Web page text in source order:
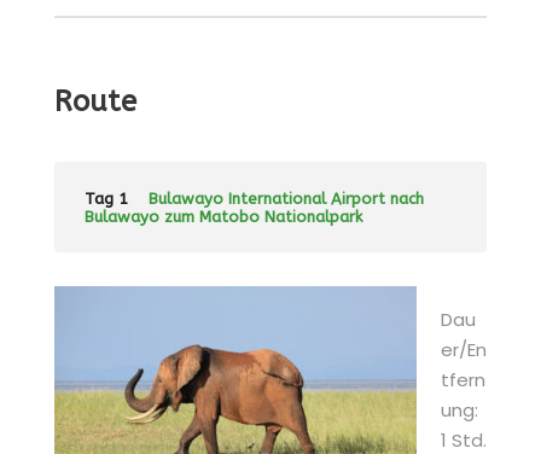
Route
Tag 1
Bulawayo International Airport nach
Bulawayo zum Matobo Nationalpark
Dau
er/En
tfern
ung:
1 Std.